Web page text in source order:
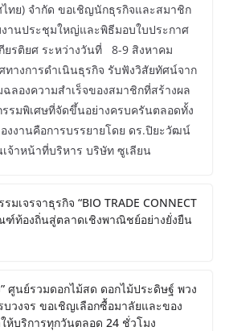
ทย) จำกัด ขอเชิญนักธุรกิจและสมาชิก
านประชุมใหญ่และพิธีมอบใบประกาศ
ยรติยศ ระหว่างวันที่ 8-9 สิงหาคม
ทางการดำเนินธุรกิจ รับฟังวิสัยทัศน์จาก
ลองความสำเร็จของสมาชิกที่สร้างผล
รมพิเศษที่จัดขึ้นอย่างครบครันตลอดทั้ง
งงานคือการบรรยายโดย ดร.ปิยะวัฒน์
จ้าหน้าที่บริหาร บริษัท ซูเลียน
มเจรจาธุรกิจ “BIO TRADE CONNECT
ฑ์ท้องถิ่นสู่ตลาดเชิงพาณิชย์อย่างยั่งยืน
ศูนย์รวมดอกไม้สด ดอกไม้ประดิษฐ์ พวง
งจร ขอเชิญเลือกซื้อมาลัยและของ
บริการทุกวันตลอด 24 ชั่วโมง